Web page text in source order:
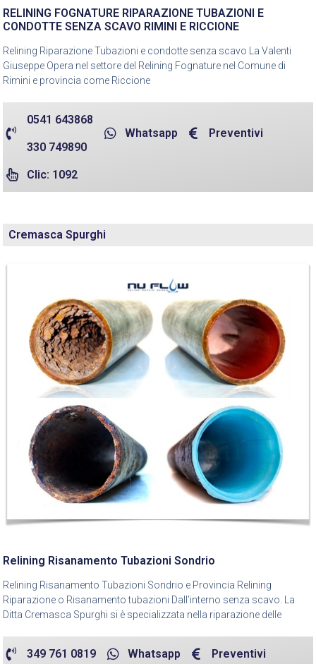
RELINING FOGNATURE RIPARAZIONE TUBAZIONI E
CONDOTTE SENZA SCAVO RIMINI E RICCIONE
Relining Riparazione Tubazioni e condotte senza scavo La Valenti
Giuseppe Opera nel settore del Relining Fognature nel Comune di
Rimini e provincia come Riccione
0541 643868
330 749890
Whatsapp Preventivi
Clic: 1092
Cremasca Spurghi
Relining Risanamento Tubazioni Sondrio
Relining Risanamento Tubazioni Sondrio e Provincia Relining
Riparazione o Risanamento tubazioni Dall’interno senza scavo. La
Ditta Cremasca Spurghi si è specializzata nella riparazione delle
349 761 0819 Whatsapp Preventivi